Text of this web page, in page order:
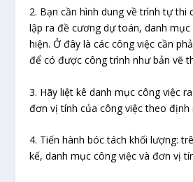
2. Bạn cần hình dung về trình tự thi
lập ra đề cương dự toán, danh
hiện. Ở đây là các công việc cần
để có được công trình như bản vẽ
3. Hãy liệt kê danh mục công việc
đơn vị tính của công việc theo định
4. Tiến hành bóc tách khối lượng:
kế, danh mục công việc và đơn vị